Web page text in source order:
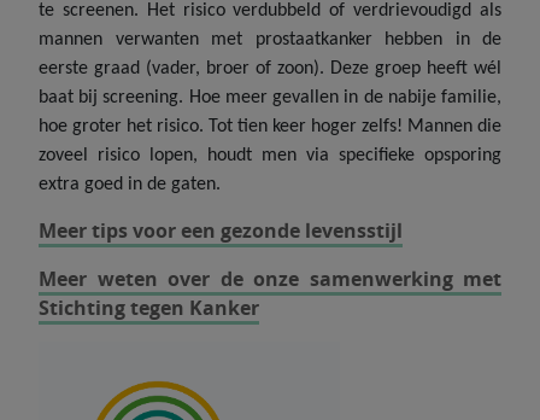
te screenen. Het risico verdubbeld of verdrievoudigd als
mannen verwanten met prostaatkanker hebben in de
eerste graad (vader, broer of zoon). Deze groep heeft wél
baat bij screening. Hoe meer gevallen in de nabije familie,
hoe groter het risico. Tot tien keer hoger zelfs! Mannen die
zoveel risico lopen, houdt men via specifieke opsporing
extra goed in de gaten.
Meer tips voor een gezonde levensstijl
Meer weten over de onze samenwerking met
Stichting tegen Kanker